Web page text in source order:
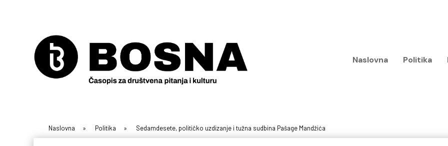
Naslovna Politika
Naslovna » Politika » Sedamdesete, političko uzdizanje i tužna sudbina Pašage Mandžića